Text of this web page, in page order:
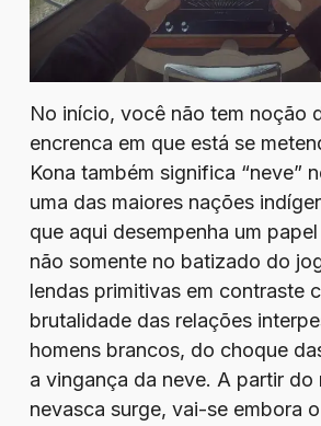
No início, você não tem noção
encrenca em que está se
Kona também significa “neve”
uma das maiores nações
que aqui desempenha um
não somente no batizado do
lendas primitivas em contraste
brutalidade das relações
homens brancos, do choque
a vingança da neve. A partir do
nevasca surge, vai-se embora